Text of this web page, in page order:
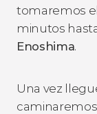
tomaremos
minutos
Enoshima.
Una vez